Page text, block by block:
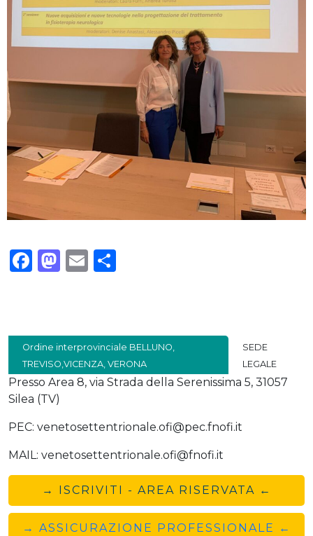
Facebook
Mastodon
Email
Ordine interprovinciale BELLUNO,
TREVISO,VICENZA, VERONA
SEDE
LEGALE
Presso Area 8, via Strada della Serenissima 5, 31057
Silea (TV)
PEC: venetosettentrionale.ofi@pec.fnofi.it
MAIL: venetosettentrionale.ofi@fnofi.it
→ ISCRIVITI - AREA RISERVATA ←
→ ASSICURAZIONE PROFESSIONALE ←